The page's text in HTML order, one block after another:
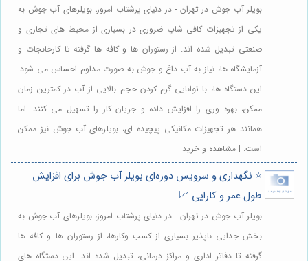
بویلر آب جوش در تهران - در دنیای پرشتاب امروز، بویلرهای آب جوش به
یکی از تجهیزات کافی شاپ ضروری در بسیاری از محیط های تجاری و
صنعتی تبدیل شده اند. از رستوران ها و کافه ها گرفته تا کارخانجات و
آزمایشگاه ها، نیاز به آب داغ و جوش به صورت مداوم احساس می شود.
این دستگاه ها، با توانایی گرم کردن حجم بالایی از آب در کمترین زمان
ممکن، بهره وری را افزایش داده و جریان کار را تسهیل می کنند. اما
همانند هر تجهیزات مکانیکی پیچیده ای، بویلرهای آب جوش نیز ممکن
است. | مشاهده و خرید
⭐️ نگهداری و سرویس دوره‌ای بویلر آب جوش برای افزایش
طول عمر و کارایی 📈
بویلر آب جوش در تهران - در دنیای پرشتاب امروز، بویلرهای آب جوش به
بخش جدایی ناپذیر بسیاری از کسب وکارها، از رستوران ها و کافه ها
گرفته تا دفاتر اداری و مراکز درمانی، تبدیل شده اند. این دستگاه های